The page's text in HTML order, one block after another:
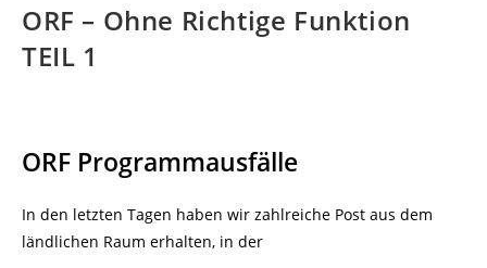
ORF – Ohne Richtige Funktion
TEIL 1
ORF Programmausfälle
In den letzten Tagen haben wir zahlreiche Post aus dem
ländlichen Raum erhalten, in der